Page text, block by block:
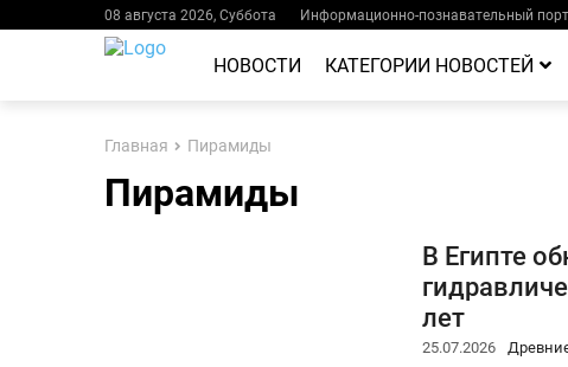
08 августа 2026, Суббота Информационно-познавательный
НОВОСТИ КАТЕГОРИИ НОВОСТЕЙ
Главная Пирамиды
Пирамиды
В Египте
лет
25.07.2026